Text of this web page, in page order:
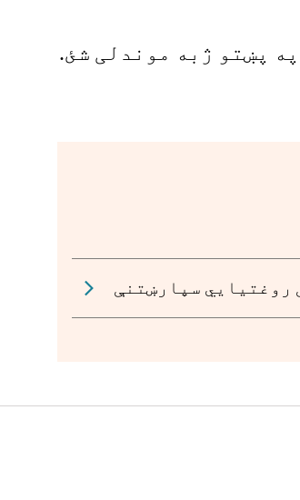
پښتو ژبه موندلی شئ.
روغتیایي سپارښتنې